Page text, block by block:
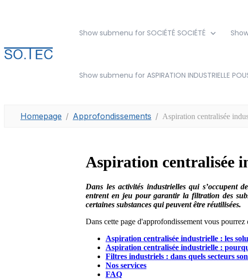
Show submenu for SOCIÉTÉ SOCIÉTÉ
Show submenu for ASPIRATION INDUSTRIELLE
Homepage Approfondissements Aspiration centralisée
Aspiration centralisée
Dans les activités industrielles qui s’occupent
entrent en jeu pour garantir la filtration des
certaines substances qui peuvent être réutilisées.
Dans cette page d'approfondissement vous pourrez
Aspiration centralisée industrielle : les
Aspiration centralisée industrielle :
Filtres industriels : dans quels secteurs
Nos services
FAQ